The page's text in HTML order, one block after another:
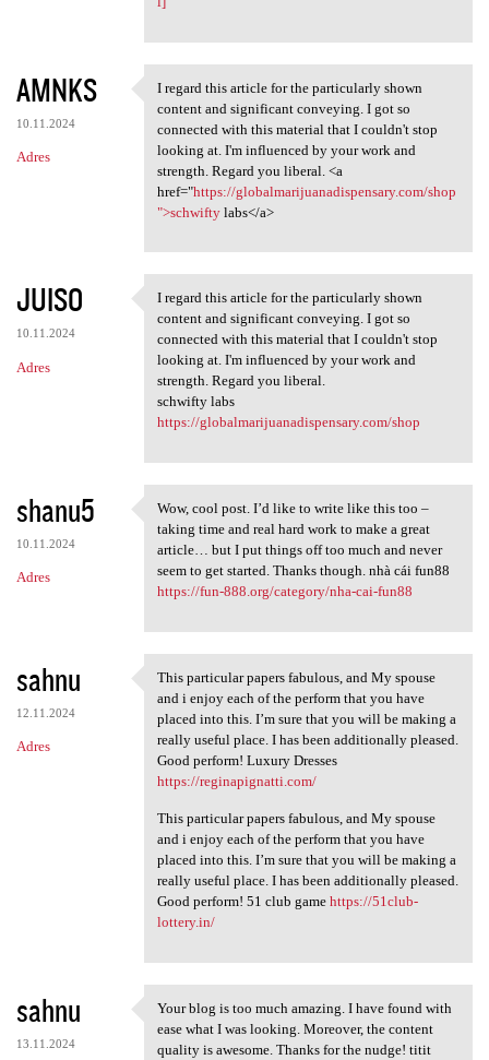
AMNKS
10.11.2024
Adres
I regard this article for the
I regard this article for the particularly shown
content and significant conveying. I got so
connected with this material that I couldn't stop
looking at. I'm influenced by your work and
strength. Regard you liberal. <a
href="https://globalmarijuanadispensary.com/shop
">schwiftylabs</a>
JUISO
10.11.2024
Adres
I regard this article for the
I regard this article for the particularly shown
content and significant conveying. I got so
connected with this material that I couldn't stop
looking at. I'm influenced by your work and
strength. Regard you liberal.
schwifty labs
https://globalmarijuanadispensary.com/shop
shanu5
10.11.2024
Adres
Wow, cool post. I’d like to
Wow, cool post. I’d like to write like this too –
taking time and real hard work to make a great
article… but I put things off too much and never
seem to get started. Thanks though. nhà cái fun88
https://fun-888.org/category/nha-cai-fun88
sahnu
12.11.2024
Adres
This particular papers
This particular papers fabulous, and My spouse
and i enjoy each of the perform that you have
placed into this. I’m sure that you will be making a
really useful place. I has been additionally pleased.
Good perform! Luxury Dresses
https://reginapignatti.com/
This particular papers fabulous, and My spouse
and i enjoy each of the perform that you have
placed into this. I’m sure that you will be making a
really useful place. I has been additionally pleased.
Good perform! 51 club game https://51club-
lottery.in/
sahnu
13.11.2024
Your blog is too much amazing
Your blog is too much amazing. I have found with
ease what I was looking. Moreover, the content
quality is awesome. Thanks for the nudge! titit